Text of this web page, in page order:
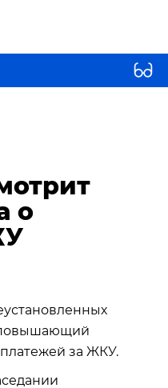
о
повышающий
за ЖКУ.